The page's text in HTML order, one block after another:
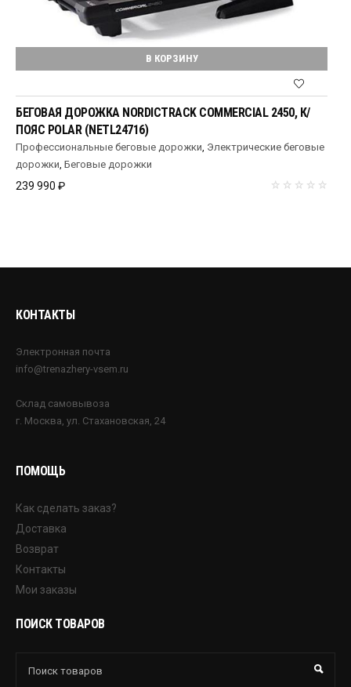
В КОРЗИНУ
БЕГОВАЯ ДОРОЖКА NORDICTRACK COMMERCIAL 2450, К/
ПОЯС POLAR (NETL24716)
Профессиональные беговые дорожки, Электрические беговые
дорожки,Беговые дорожки
239 990 ₽
КОНТАКТЫ
Электронная почта
info@trenazhery-vsem.ru
Склад самовывоза
г. Москва, ул. Стахановская, 24
ПОМОЩЬ
Как сделать заказ?
Доставка
Возврат
Контакты
Мои заказы
ПОИСК ТОВАРОВ